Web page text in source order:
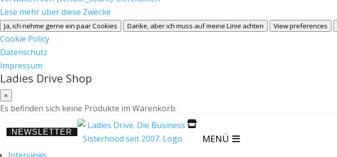
Lese mehr über diese Zwecke
Ja, ich nehme gerne ein paar Cookies Danke, aber ich muss auf meine Linie achten View preferences
Cookie Policy
Datenschutz
Impressum
Ladies Drive Shop
×
Es befinden sich keine Produkte im Warenkorb.
NEWSLETTER

MENÜ